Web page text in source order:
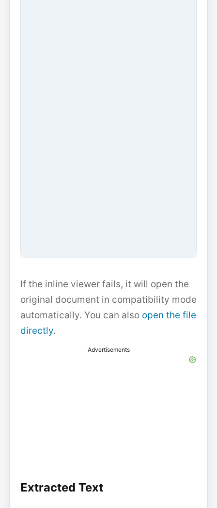
If the inline viewer fails, it will open the
original document in compatibility mode
automatically. You can also open the file
directly.
Advertisements
Extracted Text